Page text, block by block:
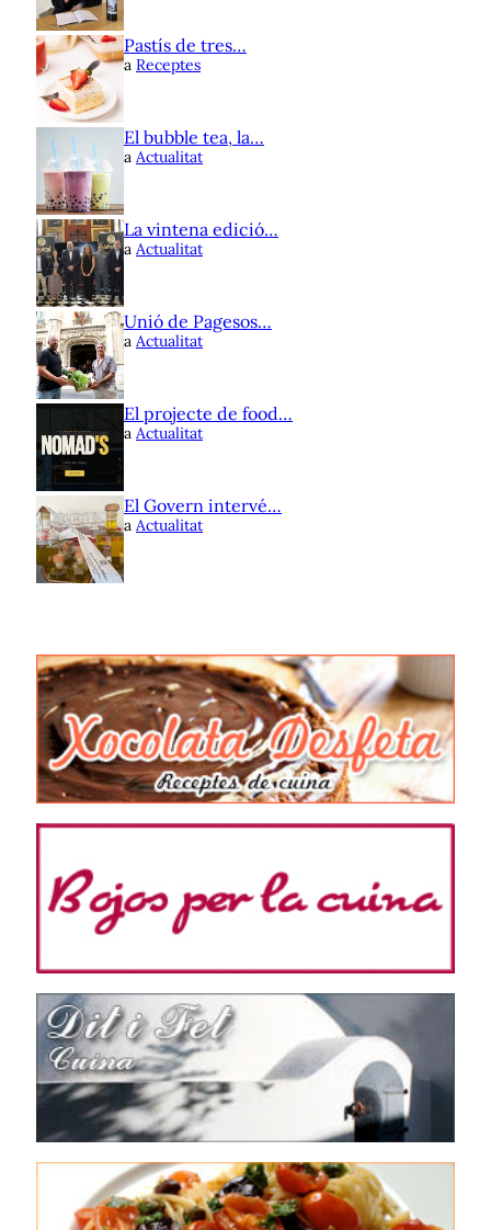
Pastís de tres…
a Receptes
El bubble tea, la…
a Actualitat
La vintena edició…
a Actualitat
Unió de Pagesos…
a Actualitat
El projecte de food…
a Actualitat
El Govern intervé…
a Actualitat